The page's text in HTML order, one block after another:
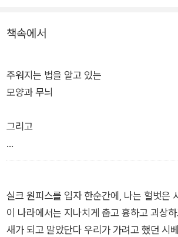
를 천연덕스럽게 깡총거리며 넘나”(문학평
종(種)이 속해 있는 독립된 우주를 펼쳐 보인
책속에서
주워지는 법을 알고 있는
모양과 무늬
그리고
마음에 드는 것을 주우려는
(……)
실크 원피스를 입자 한순간에, 나는 헐벗은
이 나라에서는 지나치게 춥고 흉하고 괴상
새가 되고 말았단다 우리가 가려고 했던 시